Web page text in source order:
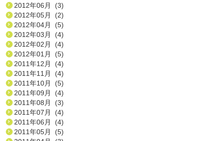
2012年06月 (3)
2012年05月 (2)
2012年04月 (5)
2012年03月 (4)
2012年02月 (4)
2012年01月 (5)
2011年12月 (4)
2011年11月 (4)
2011年10月 (5)
2011年09月 (4)
2011年08月 (3)
2011年07月 (4)
2011年06月 (4)
2011年05月 (5)